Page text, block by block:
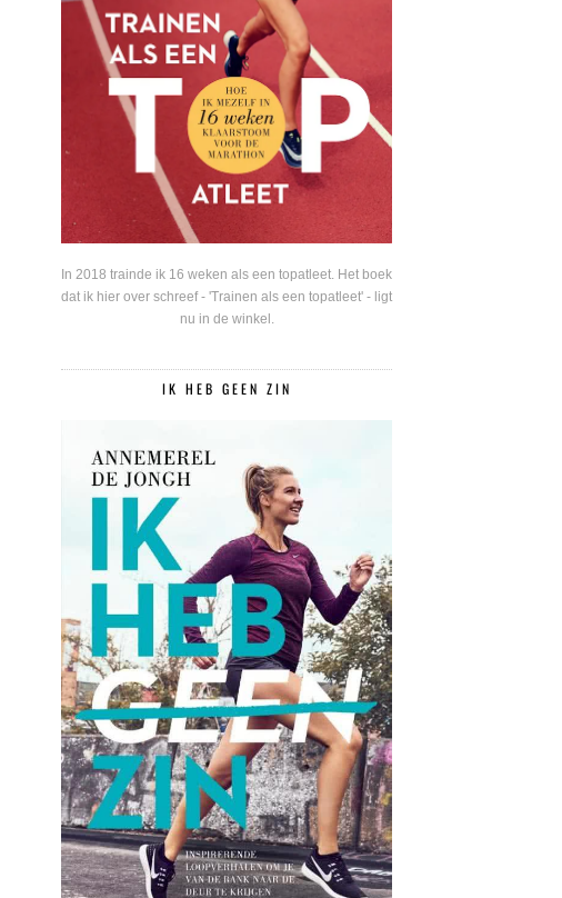
In 2018 trainde ik 16 weken als een topatleet. Het boek
dat ik hier over schreef - 'Trainen als een topatleet' - ligt
nu in de winkel.
IK HEB GEEN ZIN